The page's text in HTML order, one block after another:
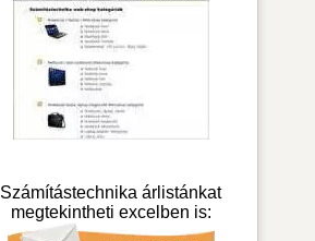
Számítástechnika árlistánkat
megtekintheti excelben is: